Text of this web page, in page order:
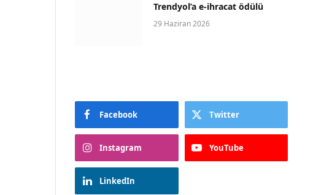
Trendyol’a e-ihracat ödülü
29 Haziran 2026
Facebook Twitter
Instagram YouTube
LinkedIn